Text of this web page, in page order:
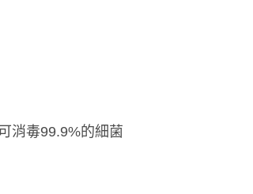
消毒99.9%的細菌